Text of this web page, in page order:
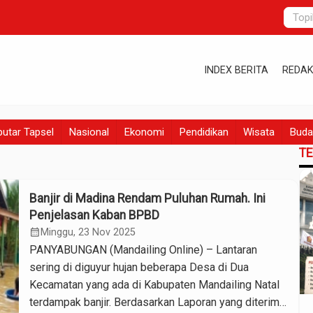
INDEX BERITA
Tapsel Nasional Ekonomi Pendidikan Wisata
Banjir di Madina Rendam Puluhan Rumah. Ini
Penjelasan Kaban BPBD
calendar_month Minggu, 23 Nov 2025
PANYABUNGAN (Mandailing Online) – Lantaran
sering di diguyur hujan beberapa Desa di Dua
Kecamatan yang ada di Kabupaten Mandailing Natal
terdampak banjir. Berdasarkan Laporan yang diterima